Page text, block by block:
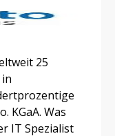
25
KGaA. Was
IT Spezialist